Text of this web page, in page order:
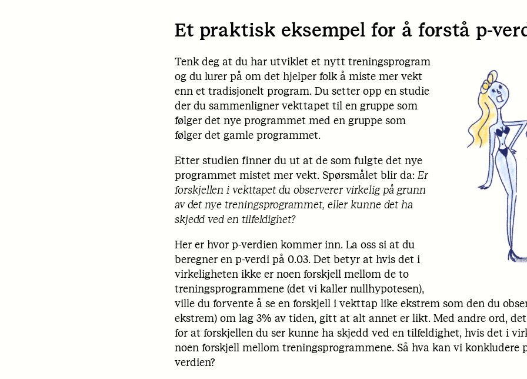
Et praktisk eksempel for å forstå p-
Tenk deg at du har utviklet et nytt treningsprogram
og du lurer på om det hjelper folk å miste mer vekt
enn et tradisjonelt program. Du setter opp en studie
der du sammenligner vekttapet til en gruppe som
følger det nye programmet med en gruppe som
følger det gamle programmet.
Etter studien finner du ut at de som fulgte det nye
programmet mistet mer vekt. Spørsmålet blir da: Er
forskjellen i vekttapet du observerer virkelig på grunn
av det nye treningsprogrammet, eller kunne det ha
skjedd ved en tilfeldighet?
Her er hvor p-verdien kommer inn. La oss si at du
beregner en p-verdi på 0.03. Det betyr at hvis det i
virkeligheten ikke er noen forskjell mellom de to
treningsprogrammene (det vi kaller nullhypotesen),
ville du forvente å se en forskjell i vekttap like ekstrem som den du
ekstrem) om lag 3% av tiden, gitt at alt annet er likt. Med andre ord,
for at forskjellen du ser kunne ha skjedd ved en tilfeldighet, hvis det i
noen forskjell mellom treningsprogrammene. Så hva kan vi konkludere
verdien?